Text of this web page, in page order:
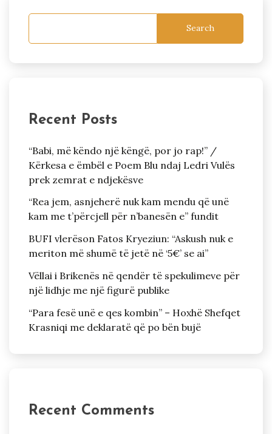
Search
Recent Posts
“Babi, më këndo një këngë, por jo rap!” /
Kërkesa e ëmbël e Poem Blu ndaj Ledri Vulës
prek zemrat e ndjekësve
“Rea jem, asnjeherë nuk kam mendu që unë
kam me t’përcjell për n’banesën e” fundit
BUFI vlerëson Fatos Kryeziun: “Askush nuk e
meriton më shumë të jetë në ‘5€’ se ai”
Vëllai i Brikenës në qendër të spekulimeve për
një lidhje me një figurë publike
“Para fesë unë e qes kombin” – Hoxhë Shefqet
Krasniqi me deklaratë që po bën bujë
Recent Comments